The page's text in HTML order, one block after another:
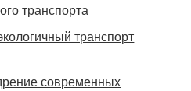
транспорта
транспорт
современных